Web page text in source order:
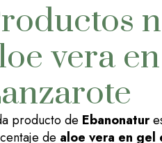
vera
producto de Ebanonatur
de aloe vera en gel